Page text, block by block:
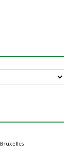
Bruxelles